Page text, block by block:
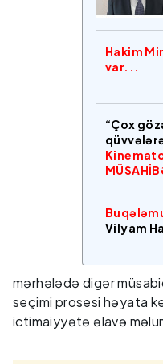
Hakim
var...
“Çox
Vilyam
mərhələdə digər
seçimi prosesi həyata
ictimaiyyətə əlavə